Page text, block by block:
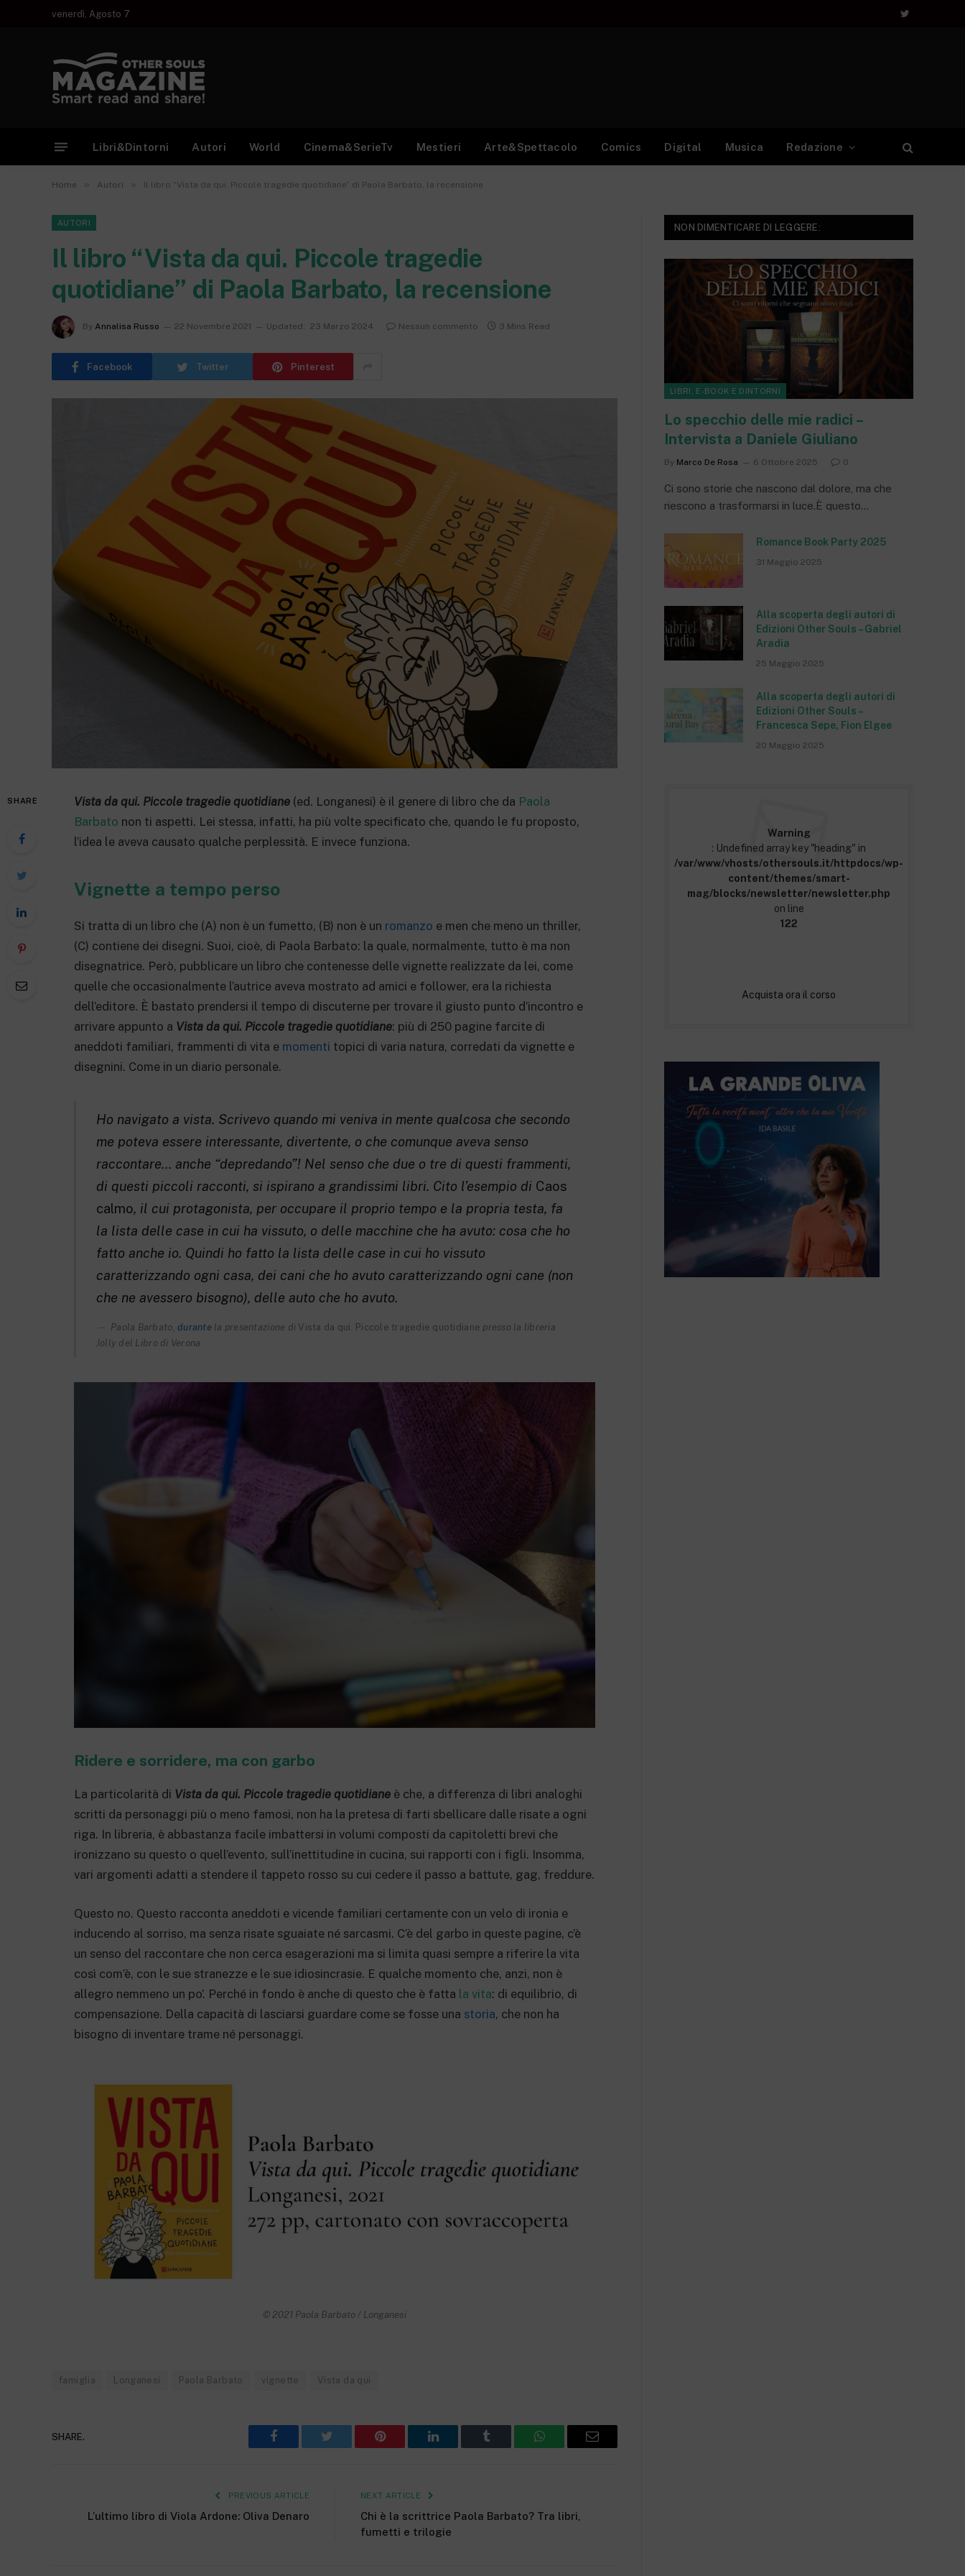
venerdì, Agosto 7
Twitter
Libri&Dintorni Autori World Cinema&SerieTv Mestieri Arte&Spettacolo Comics Digital Musica Redazione
Home » Autori » Il libro “Vista da qui. Piccole tragedie quotidiane” di Paola Barbato, la recensione
AUTORI
Il libro “Vista da qui. Piccole tragedie
quotidiane” di Paola Barbato, la recensione
By Annalisa Russo 22 Novembre 2021 Updated: 23 Marzo 2024 Nessun commento 3 Mins Read
Facebook Twitter Pinterest
SHARE Vista da qui. Piccole tragedie quotidiane (ed. Longanesi) è il genere di libro che da Paola
Barbato non ti aspetti. Lei stessa, infatti, ha più volte specificato che, quando le fu proposto,
l’idea le aveva causato qualche perplessità. E invece funziona.
Vignette a tempo perso
Si tratta di un libro che (A) non è un fumetto, (B) non è un romanzo e men che meno un thriller,
(C) contiene dei disegni. Suoi, cioè, di Paola Barbato: la quale, normalmente, tutto è ma non
disegnatrice. Però, pubblicare un libro che contenesse delle vignette realizzate da lei, come
quelle che occasionalmente l’autrice aveva mostrato ad amici e follower, era la richiesta
dell’editore. È bastato prendersi il tempo di discuterne per trovare il giusto punto d’incontro e
arrivare appunto a Vista da qui. Piccole tragedie quotidiane: più di 250 pagine farcite di
aneddoti familiari, frammenti di vita e momenti topici di varia natura, corredati da vignette e
disegnini. Come in un diario personale.
Ho navigato a vista. Scrivevo quando mi veniva in mente qualcosa che secondo
me poteva essere interessante, divertente, o che comunque aveva senso
raccontare… anche “depredando”! Nel senso che due o tre di questi frammenti,
di questi piccoli racconti, si ispirano a grandissimi libri. Cito l’esempio di Caos
calmo, il cui protagonista, per occupare il proprio tempo e la propria testa, fa
la lista delle case in cui ha vissuto, o delle macchine che ha avuto: cosa che ho
fatto anche io. Quindi ho fatto la lista delle case in cui ho vissuto
caratterizzando ogni casa, dei cani che ho avuto caratterizzando ogni cane (non
che ne avessero bisogno), delle auto che ho avuto.
Paola Barbato,durantela presentazione di Vista da qui. Piccole tragedie quotidiane presso la libreria
Jolly del Libro di Verona
Ridere e sorridere, ma con garbo
La particolarità di Vista da qui. Piccole tragedie quotidiane è che, a differenza di libri analoghi
scritti da personaggi più o meno famosi, non ha la pretesa di farti sbellicare dalle risate a ogni
riga. In libreria, è abbastanza facile imbattersi in volumi composti da capitoletti brevi che
ironizzano su questo o quell’evento, sull’inettitudine in cucina, sui rapporti con i figli. Insomma,
vari argomenti adatti a stendere il tappeto rosso su cui cedere il passo a battute, gag, freddure.
Questo no. Questo racconta aneddoti e vicende familiari certamente con un velo di ironia e
inducendo al sorriso, ma senza risate sguaiate né sarcasmi. C’è del garbo in queste pagine, c’è
un senso del raccontare che non cerca esagerazioni ma si limita quasi sempre a riferire la vita
così com’è, con le sue stranezze e le sue idiosincrasie. E qualche momento che, anzi, non è
allegro nemmeno un po’. Perché in fondo è anche di questo che è fatta la vita: di equilibrio, di
compensazione. Della capacità di lasciarsi guardare come se fosse una storia, che non ha
bisogno di inventare trame né personaggi.
© 2021 Paola Barbato / Longanesi
famiglia Longanesi Paola Barbato vignette Vista da qui
SHARE.
Facebook Twitter Pinterest LinkedIn Tumblr WhatsAppEmail
PREVIOUS ARTICLE
L’ultimo libro di Viola Ardone: Oliva Denaro
NEXT ARTICLE
Chi è la scrittrice Paola Barbato? Tra libri,
fumetti e trilogie
NON DIMENTICARE DI LEGGERE:
LIBRI, E-BOOK E DINTORNI
Lo specchio delle mie radici –
Intervista a Daniele Giuliano
By Marco De Rosa 6 Ottobre 2025 0
Ci sono storie che nascono dal dolore, ma che
riescono a trasformarsi in luce.È questo…
Romance Book Party 2025
31 Maggio 2025
Alla scoperta degli autori di
Edizioni Other Souls – Gabriel
Aradia
25 Maggio 2025
Alla scoperta degli autori di
Edizioni Other Souls –
Francesca Sepe, Fion Elgee
20 Maggio 2025
Warning
: Undefined array key "heading" in
/var/www/vhosts/othersouls.it/httpdocs/wp-
content/themes/smart-
mag/blocks/newsletter/newsletter.php
on line
122
Acquista ora il corso